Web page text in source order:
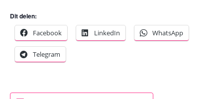
Dit delen:
Facebook
LinkedIn WhatsApp
Telegram